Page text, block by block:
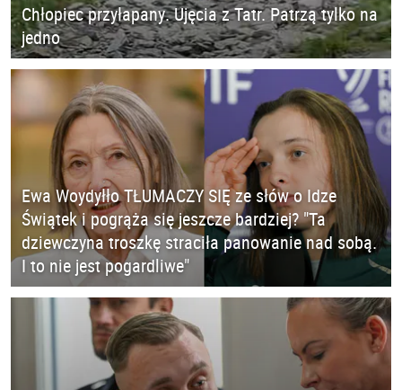
Chłopiec przyłapany. Ujęcia z Tatr. Patrzą tylko na
jedno
Ewa Woydyłło TŁUMACZY SIĘ ze słów o Idze
Świątek i pogrąża się jeszcze bardziej? "Ta
dziewczyna troszkę straciła panowanie nad sobą.
I to nie jest pogardliwe"